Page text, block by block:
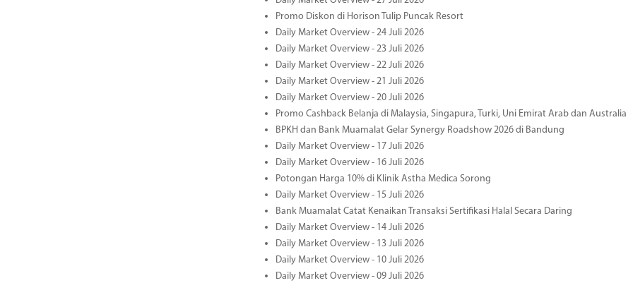
Promo Diskon di Horison Tulip Puncak Resort
Daily Market Overview - 24 Juli 2026
Daily Market Overview - 23 Juli 2026
Daily Market Overview - 22 Juli 2026
Daily Market Overview - 21 Juli 2026
Daily Market Overview - 20 Juli 2026
Promo Cashback Belanja di Malaysia, Singapura, Turki, Uni Emirat Arab dan Australia
BPKH dan Bank Muamalat Gelar Synergy Roadshow 2026 di Bandung
Daily Market Overview - 17 Juli 2026
Daily Market Overview - 16 Juli 2026
Potongan Harga 10% di Klinik Astha Medica Sorong
Daily Market Overview - 15 Juli 2026
Bank Muamalat Catat Kenaikan Transaksi Sertifikasi Halal Secara Daring
Daily Market Overview - 14 Juli 2026
Daily Market Overview - 13 Juli 2026
Daily Market Overview - 10 Juli 2026
Daily Market Overview - 09 Juli 2026